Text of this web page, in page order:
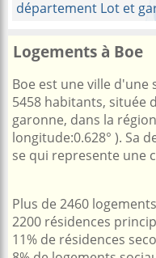
département Lot et
Logements à Boe
Boe est une ville d'une
5458 habitants, située
garonne, dans la
longitude:0.628° ). Sa
se qui represente une
Plus de 2460
2200 résidences
11% de résidences